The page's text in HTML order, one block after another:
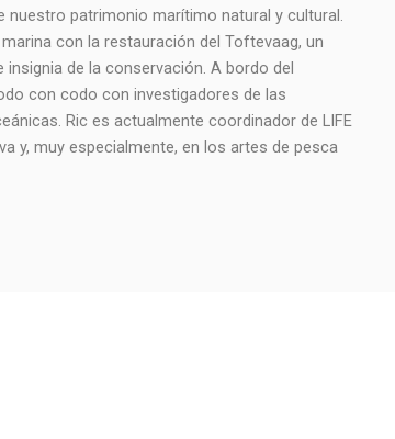
nuestro patrimonio marítimo natural y cultural.
con la restauración del Toftevaag, un
de la conservación. A bordo del
con codo con investigadores de las
Ric es actualmente coordinador de LIFE
y, muy especialmente, en los artes de pesca